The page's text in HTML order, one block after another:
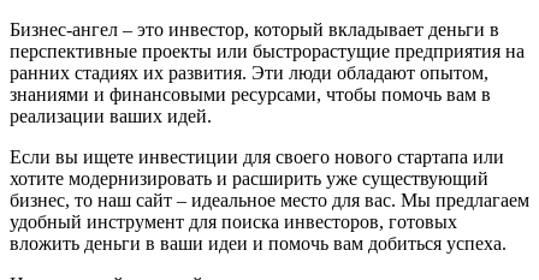
Бизнес-ангел – это инвестор, который вкладывает деньги в
перспективные проекты или быстрорастущие предприятия на
ранних стадиях их развития. Эти люди обладают опытом,
знаниями и финансовыми ресурсами, чтобы помочь вам в
реализации ваших идей.
Если вы ищете инвестиции для своего нового стартапа или
хотите модернизировать и расширить уже существующий
бизнес, то наш сайт – идеальное место для вас. Мы предлагаем
удобный инструмент для поиска инвесторов, готовых
вложить деньги в ваши идеи и помочь вам добиться успеха.